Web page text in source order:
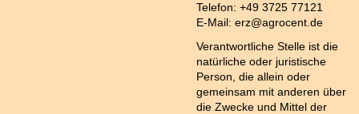
Telefon: +49 3725 77121
E-Mail: erz@agrocent.de
Verantwortliche Stelle ist die
natürliche oder juristische
Person, die allein oder
gemeinsam mit anderen über
die Zwecke und Mittel der